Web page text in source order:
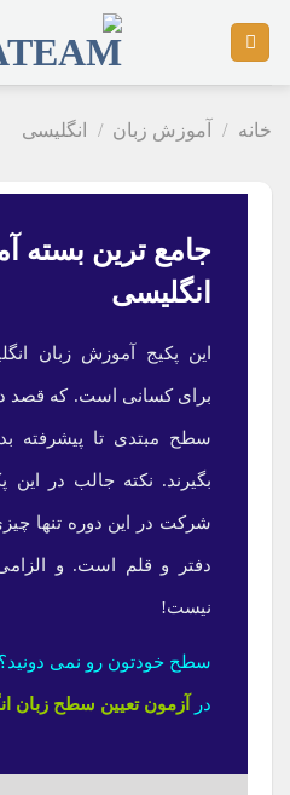
خانه / آموزش زبان / انگلیسی
جامع ترین بسته
انگلیسی
این پکیج آموزش زبان
برای کسانی است. که قصد
سطح مبتدی تا پیشرفته
بگیرند. نکته جالب در
شرکت در این دوره تنها
دفتر و قلم است. و
نیست!
سطح خودتون رو نمی دونید؟
در آزمون تعیین سطح زبان